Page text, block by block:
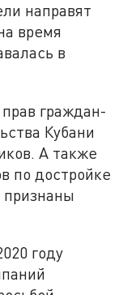
направят
время
в
граждан-
Кубани
А также
по достройке
признаны
году